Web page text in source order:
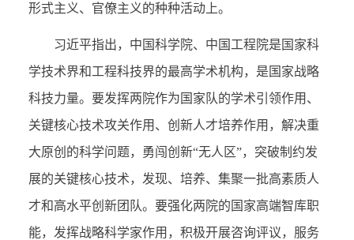
形式主义、官僚主义的种种活动上。
习近平指出，中国科学院、中国工程院是国家科
学技术界和工程科技界的最高学术机构，是国家战略
科技力量。要发挥两院作为国家队的学术引领作用、
关键核心技术攻关作用、创新人才培养作用，解决重
大原创的科学问题，勇闯创新“无人区”，突破制约发
展的关键核心技术，发现、培养、集聚一批高素质人
才和高水平创新团队。要强化两院的国家高端智库职
能，发挥战略科学家作用，积极开展咨询评议，服务